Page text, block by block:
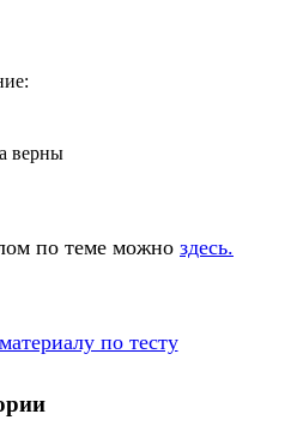
верны
по теме можно здесь.
по тесту